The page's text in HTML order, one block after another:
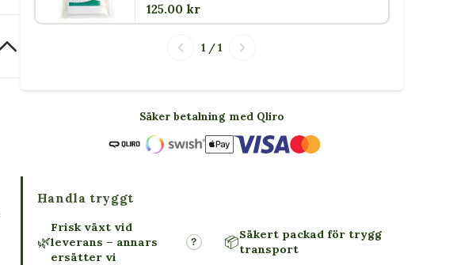
125.00 kr
1 / 1
Säker betalning med Qliro
Handla tryggt
🌿
Frisk växt vid
leverans – annars
ersätter vi
? 📦Säkert packad för trygg
transport